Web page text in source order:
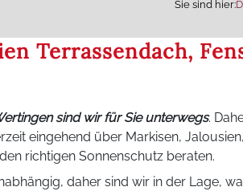
Sie sind hier:
Terrassendach,
sind wir für Sie unterwegs.
eingehend über Markisen,
richtigen Sonnenschutz beraten.
daher sind wir in der Lage,